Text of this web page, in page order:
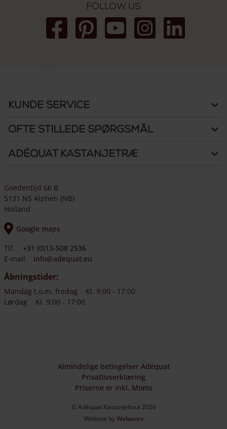
Follow us
Kunde Service
Ofte stillede spørgsmål
Adéquat Kastanjetræ
Goedentijd 66 B
5131 NS Alphen (NB)
Holland
Google maps
Tlf.
+31 (0)13-508 2536
E-mail
info@adequat.eu
Åbningstider:
Mandag t.o.m. fredag
Kl. 9:00 - 17:00
Lørdag
Kl. 9:00 - 17:00
Almindelige betingelser Adéquat
Privatlivserklæring
Priserne er inkl. Moms
© Adéquat Kastanjehout 2026
Website byWebworx